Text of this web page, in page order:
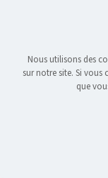
Nous utilisons des
sur notre site. Si vous
que